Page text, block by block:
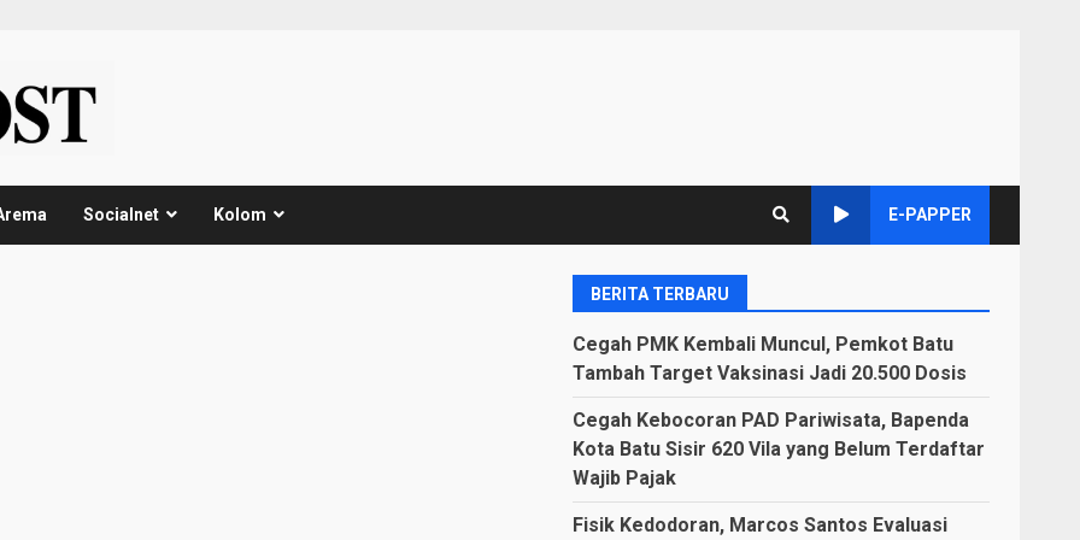
Socialnet Kolom E-PAPPER
BERITA TERBARU
Cegah PMK Kembali Muncul, Pemkot Batu
Tambah Target Vaksinasi Jadi 20.500 Dosis
Cegah Kebocoran PAD Pariwisata, Bapenda
Kota Batu Sisir 620 Vila yang Belum Terdaftar
Wajib Pajak
Fisik Kedodoran, Marcos Santos Evaluasi